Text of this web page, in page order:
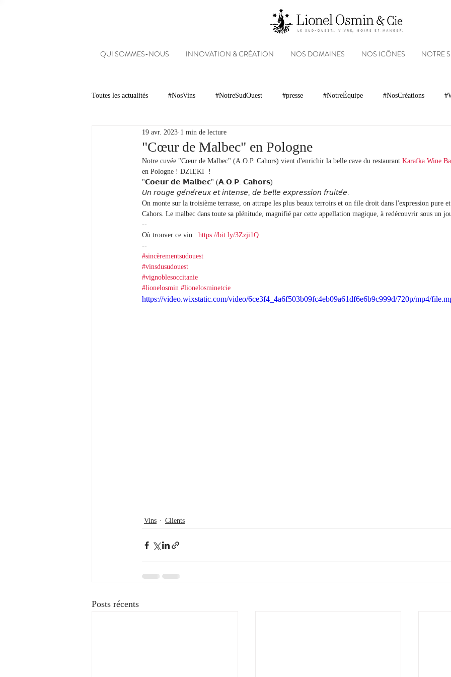
QUI SOMMES-NOUS INNOVATION & CRÉATION NOS DOMAINES NOS ICÔNES NOTRE
Toutes les actualités #NosVins #NotreSudOuest #presse #NotreÉquipe #NosCréations
Chambre d’Amour Vins Armagnacs
Dégustations Evénements
#NosDomaines
"Cœur de Malbec" en Pologne
19 avr. 2023 1 min de lecture
Notre cuvée "Cœur de Malbec" (A.O.P. Cahors) vient d'enrichir la belle cave du restaurant Karafka Wine
en Pologne ! DZIĘKI  !
"𝗖𝗼𝗲𝘂𝗿 𝗱𝗲 𝗠𝗮𝗹𝗯𝗲𝗰" (𝗔.𝗢.𝗣. 𝗖𝗮𝗵𝗼𝗿𝘀)
𝘜𝘯 𝘳𝘰𝘶𝘨𝘦 𝘨𝘦́𝘯𝘦́𝘳𝘦𝘶𝘹 𝘦𝘵 𝘪𝘯𝘵𝘦𝘯𝘴𝘦, 𝘥𝘦 𝘣𝘦𝘭𝘭𝘦 𝘦𝘹𝘱𝘳𝘦𝘴𝘴𝘪𝘰𝘯 𝘧𝘳𝘶𝘪𝘵𝘦́𝘦.
On monte sur la troisième terrasse, on attrape les plus beaux terroirs et on file droit dans l'expression pure
Cahors. Le malbec dans toute sa plénitude, magnifié par cette appellation magique, à redécouvrir sous un
--
Où trouver ce vin : https://bit.ly/3Zzji1Q
--
#sincèrementsudouest
#vinsdusudouest
#vignoblesoccitanie
#lionelosmin #lionelosminetcie
https://video.wixstatic.com/video/6ce3f4_4a6f503b09fc4eb09a61df6e6b9c999d/720p/mp4/
Vins Clients
Posts récents